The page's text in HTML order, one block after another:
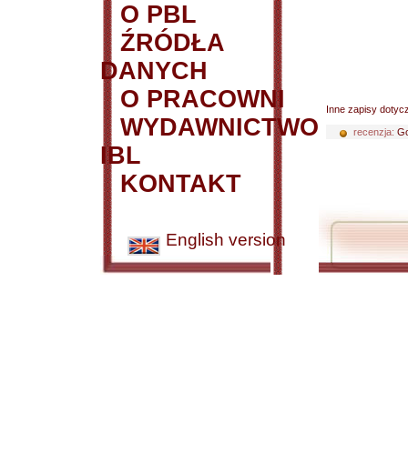
O PBL
ŹRÓDŁA
DANYCH
O PRACOWNI
WYDAWNICTWO
IBL
KONTAKT
English version
Inne zapisy
recenzja: